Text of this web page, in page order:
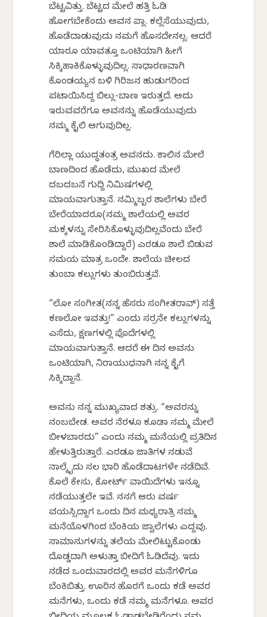
ಬೆಟ್ಟವಿತ್ತು. ಬೆಟ್ಟದ ಮೇಲೆ ಹತ್ತಿ ಓಡಿ
ಹೋಗಬೇಕೆಂದು ಅವನ ಪ್ಲಾನ್. ಕಲ್ಲೆಸೆಯುವುದು,
ಹೊಡೆದಾಡುವುದು ನಮಗೆ ಹೊಸದೇನಲ್ಲ. ಆದರೆ
ಯಾರೂ ಯಾವತ್ತೂ ಒಂಟಿಯಾಗಿ ಹೀಗೆ
ಸಿಕ್ಕಿಹಾಕಿಕೊಳ್ಳುವುದಿಲ್ಲ. ಸಾಧಾರಣವಾಗಿ
ಕೊಂಡಯ್ಯನ ಬಳಿ ಗಿರಿಜನ ಹುಡುಗರಿಂದ
ಪಟಾಯಿಸಿದ್ದ ಬಿಲ್ಲು-ಬಾಣ ಇರುತ್ತದೆ. ಅದು
ಇರುವವರೆಗೂ ಅವನನ್ನು ಹೊಡೆಯುವುದು
ನಮ್ಮ ಕೈಲಿ ಆಗುವುದಿಲ್ಲ.
ಗೆರಿಲ್ಲಾ ಯುದ್ಧತಂತ್ರ ಅವನದು. ಕಾಲಿನ ಮೇಲೆ
ಬಾಣದಿಂದ ಹೊಡೆದು, ಮುಖದ ಮೇಲೆ
ದಬದಬನೆ ಗುದ್ದಿ ನಿಮಿಷಗಳಲ್ಲಿ
ಮಾಯವಾಗುತ್ತಾನೆ. ನಮ್ಮಿಬ್ಬರ ಶಾಲೆಗಳು ಬೇರೆ
ಬೇರೆಯಾದರೂ(ನಮ್ಮ ಶಾಲೆಯಲ್ಲಿ ಅವರ
ಮಕ್ಕಳನ್ನು ಸೇರಿಸಿಕೊಳ್ಳುವುದಿಲ್ಲವೆಂದು ಬೇರೆ
ಶಾಲೆ ಮಾಡಿಕೊಂಡಿದ್ದಾರೆ) ಎರಡೂ ಶಾಲೆ ಬಿಡುವ
ಸಮಯ ಮಾತ್ರ ಒಂದೇ. ಶಾಲೆಯ ಚೀಲದ
ತುಂಬಾ ಕಲ್ಲುಗಳು ತುಂಬಿರುತ್ತವೆ.
“ಲೋ ಸಂಗೀತ(ನನ್ನ ಹೆಸರು ಸಂಗೀತರಾವ್) ಸತ್ತೆ
ಕಣಲೋ ಇವತ್ತು!” ಎಂದು ಸರ್ರನೇ ಕಲ್ಲುಗಳನ್ನು
ಎಸೆದು, ಕ್ಷಣಗಳಲ್ಲಿ ಪೊದೆಗಳಲ್ಲಿ
ಮಾಯವಾಗುತ್ತಾನೆ. ಆದರೆ ಈ ದಿನ ಅವನು
ಒಂಟಿಯಾಗಿ, ನಿರಾಯುಧನಾಗಿ ನನ್ನ ಕೈಗೆ
ಸಿಕ್ಕಿದ್ದಾನೆ.
ಅವನು ನನ್ನ ಮುಖ್ಯವಾದ ಶತ್ರು. “ಅವರನ್ನು
ನಂಬಬೇಡ. ಅವರ ನೆರಳೂ ಕೂಡಾ ನಮ್ಮ ಮೇಲೆ
ಬೀಳಬಾರದು” ಎಂದು ನಮ್ಮ ಮನೆಯಲ್ಲಿ ಪ್ರತಿದಿನ
ಹೇಳುತ್ತಿರುತ್ತಾರೆ. ಎರಡೂ ಜಾತಿಗಳ ನಡುವೆ
ನಾಲ್ಕೈದು ಸಲ ಭಾರಿ ಹೊಡೆದಾಟಗಳೇ ನಡೆದಿವೆ.
ಕೊಲೆ ಕೇಸು, ಕೋರ್ಟ್ ವಾಯಿದೆಗಳು ಇನ್ನೂ
ನಡೆಯುತ್ತಲೇ ಇವೆ. ನನಗೆ ಆರು ವರ್ಷ
ವಯಸ್ಸಿದ್ದಾಗ ಒಂದು ದಿನ ಮಧ್ಯರಾತ್ರಿ ನಮ್ಮ
ಮನೆಯೊಳಗಿಂದ ಬೆಂಕಿಯ ಜ್ವಾಲೆಗಳು ಎದ್ದವು.
ಸಾಮಾನುಗಳನ್ನು ತಲೆಯ ಮೇಲಿಟ್ಟುಕೊಂಡು
ದೊಡ್ಡದಾಗಿ ಅಳುತ್ತಾ ಬೀದಿಗೆ ಓಡಿದೆವು. ಇದು
ನಡೆದ ಒಂದುವಾರದಲ್ಲಿ ಅವರ ಮನೆಗಳಿಗೂ
ಬೆಂಕಿಬಿತ್ತು. ಊರಿನ ಹೊರಗೆ ಒಂದು ಕಡೆ ಅವರ
ಮನೆಗಳು, ಒಂದು ಕಡೆ ನಮ್ಮ ಮನೆಗಳೂ. ಅವರ